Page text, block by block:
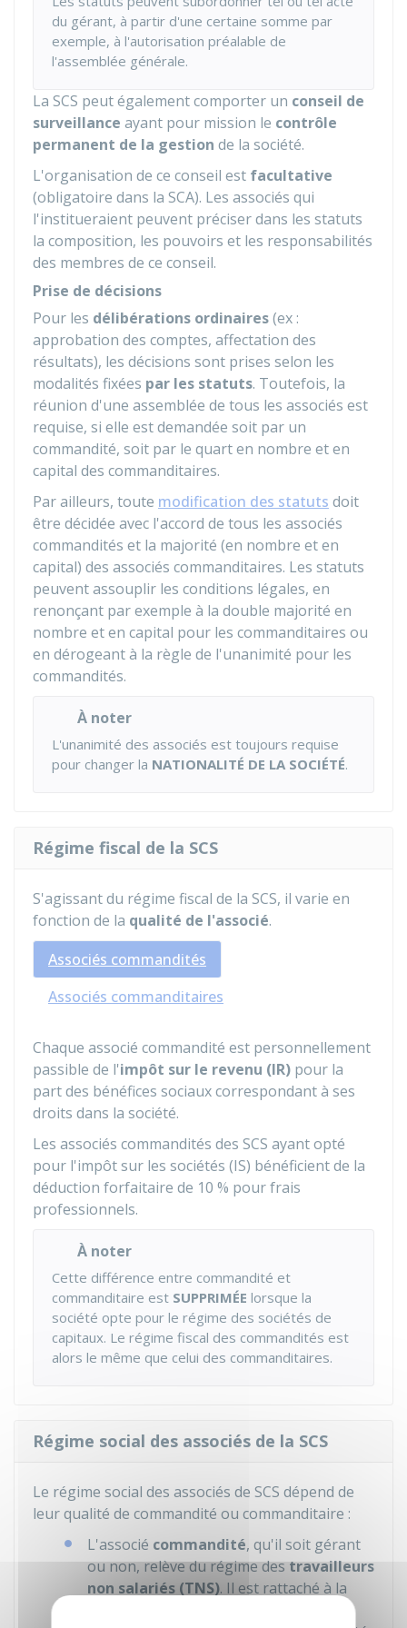
du gérant, à partir d'une certaine somme par
exemple, à l'autorisation préalable de
l'assemblée générale.
La SCS peut également comporter un conseil de
surveillance ayant pour mission le contrôle
permanent de la gestion de la société.
L'organisation de ce conseil est facultative
(obligatoire dans la SCA). Les associés qui
l'institueraient peuvent préciser dans les statuts
la composition, les pouvoirs et les responsabilités
des membres de ce conseil.
Prise de décisions
Pour les délibérations ordinaires(ex :
approbation des comptes, affectation des
résultats), les décisions sont prises selon les
modalités fixées par les statuts. Toutefois, la
réunion d'une assemblée de tous les associés est
requise, si elle est demandée soit par un
commandité, soit par le quart en nombre et en
capital des commanditaires.
Par ailleurs, toute modification des statuts doit
être décidée avec l'accord de tous les associés
commandités et la majorité (en nombre et en
capital) des associés commanditaires. Les statuts
peuvent assouplir les conditions légales, en
renonçant par exemple à la double majorité en
nombre et en capital pour les commanditaires ou
en dérogeant à la règle de l'unanimité pour les
commandités.
À noter
L'unanimité des associés est toujours requise
pour changer la NATIONALITÉ DE LA SOCIÉTÉ.
Régime fiscal de la SCS
S'agissant du régime fiscal de la SCS, il varie en
fonction de la qualité de l'associé.
Associés commandités
Associés commanditaires
Chaque associé commandité est personnellement
passible de l'impôt sur le revenu (IR) pour la
part des bénéfices sociaux correspondant à ses
droits dans la société.
Les associés commandités des SCS ayant opté
pour l'impôt sur les sociétés (IS) bénéficient de la
déduction forfaitaire de 10 % pour frais
professionnels.
À noter
Cette différence entre commandité et
commanditaire est SUPPRIMÉE lorsque la
société opte pour le régime des sociétés de
capitaux. Le régime fiscal des commandités est
alors le même que celui des commanditaires.
Régime social des associés de la SCS
Le régime social des associés de SCS dépend de
leur qualité de commandité ou commanditaire :
L'associé commandité, qu'il soit gérant
ou non, relève du régime destravailleurs
non salariés (TNS). Il est rattaché à la
sécurité sociale des indépendants (SSI),